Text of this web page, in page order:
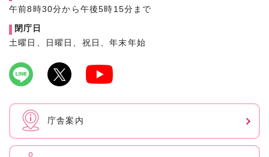
午前8時30分から午後5時15分まで
閉庁日
土曜日、日曜日、祝日、年末年始
庁舎案内